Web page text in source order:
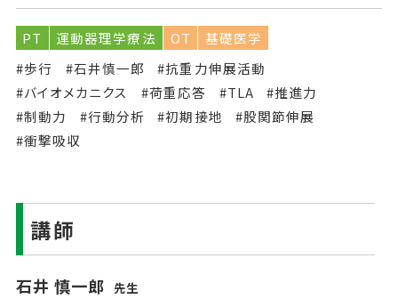
PT 運動器理学療法 OT
基礎医学
#歩行
#石井慎一郎
#抗重力伸展活動
#バイオメカニクス
#荷重応答 #TLA
#推進力
#制動力
#行動分析 #初期接地
#股関節伸展
#衝撃吸収
講師
石井 慎一郎 先生